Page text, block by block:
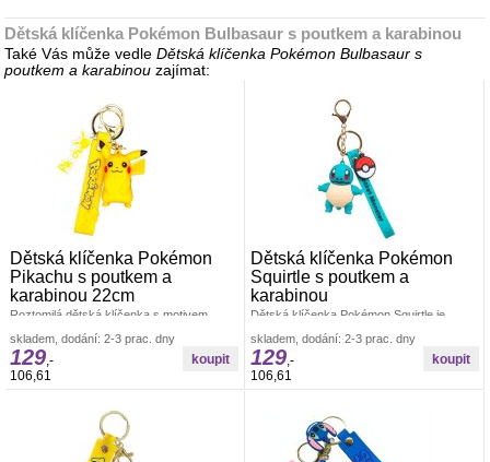
Dětská klíčenka Pokémon Bulbasaur s poutkem a karabinou
Také Vás může vedleDětská klíčenka Pokémon Bulbasaur s
poutkem a karabinou zajímat:
Dětská klíčenka Pokémon
Pikachu s poutkem a
karabinou 22cm
Roztomilá dětská klíčenka s motivem
potěší každého malého fanouška.Figurka
skladem, dodání: 2-3 prac. dny
129,-
106,61
Dětská klíčenka Pokémon
Squirtle s poutkem a
karabinou
Dětská klíčenka Pokémon Squirtle je
trenéry Pokémonů.Roztomilá postavička
skladem, dodání: 2-3 prac. dny
129,-
106,61